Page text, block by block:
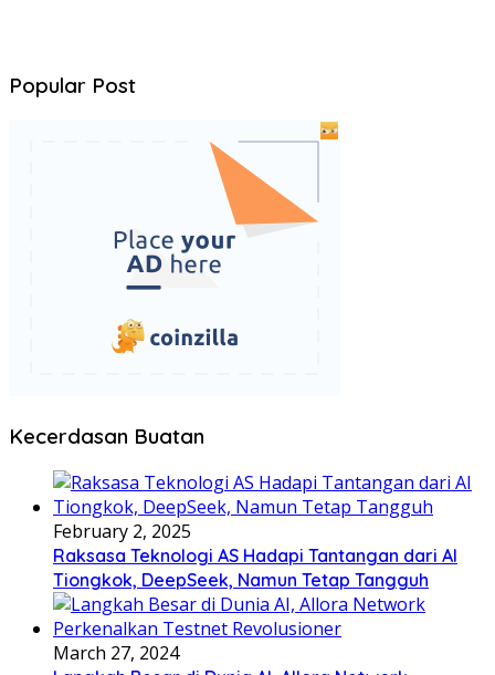
Popular Post
Kecerdasan Buatan
February 2, 2025
Raksasa Teknologi AS Hadapi Tantangan dari AI
Tiongkok, DeepSeek, Namun Tetap Tangguh
March 27, 2024